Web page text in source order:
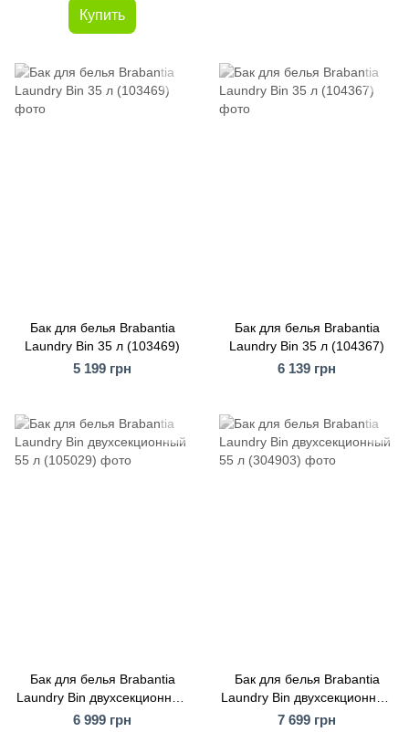
Купить
Бак для белья Brabantia
Laundry Bin 35 л (103469)
5 199 грн
Бак для белья Brabantia
Laundry Bin 35 л (104367)
6 139 грн
Бак для белья Brabantia
Laundry Bin двухсекционный
55 л (105029)
6 999 грн
Бак для белья Brabantia
Laundry Bin двухсекционный
55 л (304903)
7 699 грн